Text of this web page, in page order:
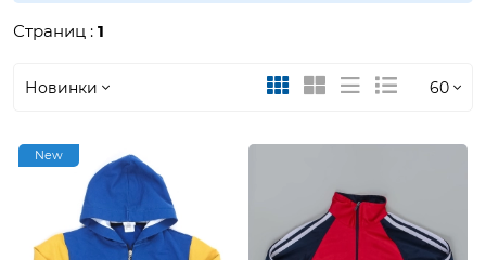
Страниц : 1
Новинки
Новинки
Дешевле
Дороже
60
30
120
New